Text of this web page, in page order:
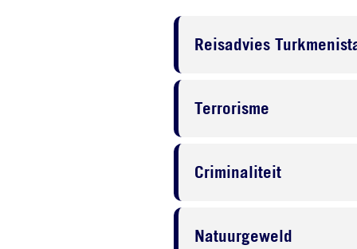
Reisadvies
Terrorisme
Criminaliteit
Natuurgeweld